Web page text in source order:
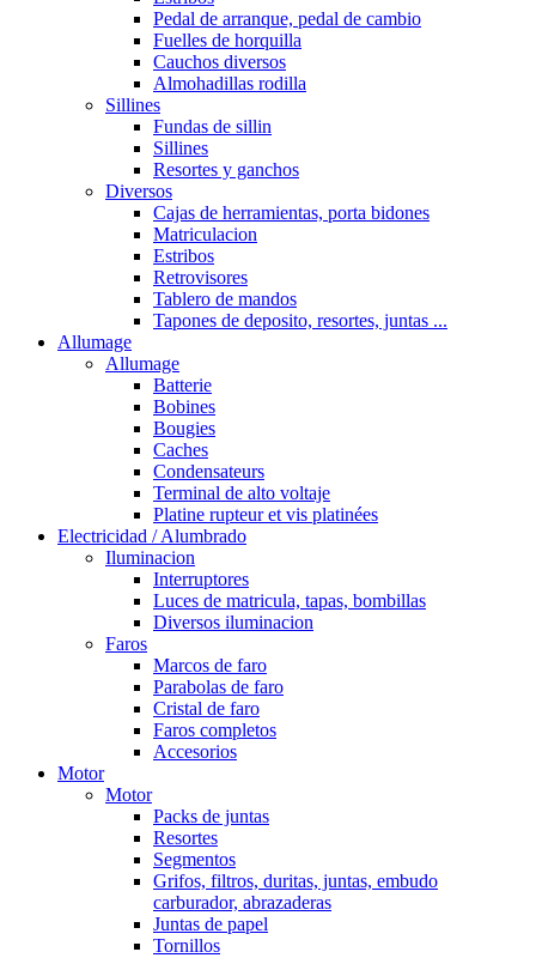
Pedal de arranque, pedal de cambio
Fuelles de horquilla
Cauchos diversos
Almohadillas rodilla
Sillines
Fundas de sillin
Sillines
Resortes y ganchos
Diversos
Cajas de herramientas, porta bidones
Matriculacion
Estribos
Retrovisores
Tablero de mandos
Tapones de deposito, resortes, juntas ...
Allumage
Allumage
Batterie
Bobines
Bougies
Caches
Condensateurs
Terminal de alto voltaje
Platine rupteur et vis platinées
Electricidad / Alumbrado
Iluminacion
Interruptores
Luces de matricula, tapas, bombillas
Diversos iluminacion
Faros
Marcos de faro
Parabolas de faro
Cristal de faro
Faros completos
Accesorios
Motor
Motor
Packs de juntas
Resortes
Segmentos
Grifos, filtros, duritas, juntas, embudo
carburador, abrazaderas
Juntas de papel
Tornillos